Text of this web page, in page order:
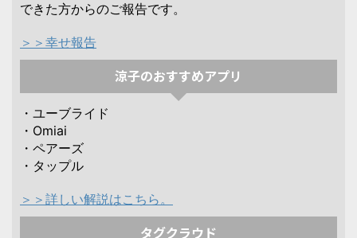
できた方からのご報告です。
＞＞幸せ報告
涼子のおすすめアプリ
・ユーブライド
・Omiai
・ペアーズ
・タップル
＞＞詳しい解説はこちら。
タグクラウド